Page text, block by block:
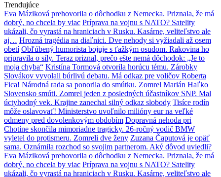
Trendujúce
Eva Máziková prehovorila o dôchodku z Nemecka. Priznala, že má
dobrý, no chcela by viac Príprava na vojnu s NATO? Satelity
ukázali, čo vyrastá na hraniciach v Rusku. Kasárne, veliteľstvo ale
aj… Hrozná tragédia na diaľnici. Dve nehody si vyžiadali až osem
obetí Obľúbený humorista bojuje s ťažkým osudom. Rakovina ho
pripravila o sily. Teraz priznal, prečo ešte nemá dôchodok: „Je to
moja chyba“ Kristína Tormová otvorila horúcu tému. Zárobky
Slovákov vyvolali búrlivú debatu. Má odkaz pre voličov Roberta
Fica! Národná rada sa ponorila do smútku. Zomrel Marián Haľko
Slovensko smúti. Zomrel jeden z posledných účastníkov SNP. Mal
úctyhodný vek. Krajine zanechal silný odkaz slobody Tisíce rodín
môže oslavovať! Ministerstvo uvoľnilo milióny eur na veľké
odmeny pred dovolenkovým obdobím Dopravná nehoda pri
Chotíne skončila mimoriadne tragicky. 26-ročný vodič BMW
vyletel do protismeru. Zomreli dve ženy Zuzana Čaputová je opäť
sama. Oznámila rozchod so svojim partnerom. Aký dôvod uviedli?
Eva Máziková prehovorila o dôchodku z Nemecka. Priznala, že má
dobrý, no chcela by viac Príprava na vojnu s NATO? Satelity
ukázali, čo vyrastá na hraniciach v Rusku. Kasárne, veliteľstvo ale